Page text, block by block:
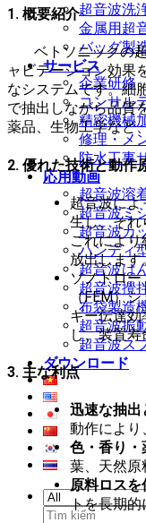
超音波洗
金属用超
バッグ製
サービス
企業研修
コンサル
精密機械
修理・メ
防水工事
応用動画
超音波溶
超音波ミ
超音波カ
ハンディ
超音波は
超音波攪
布袋製造
超音波振
超音波ス
ダウンロード
検
1. 概要紹介
ベトソニックの
ャビテーション効果
なシステムです。細
で抽出しながら品質
薬品、生物工学など
2. 優れた技術と動作
超音波に
生し、それ
これによ
放出します
ソノトロ
（FEM）
ギー伝達
し、装置寿
3. 主な利点
迅速な抽出
動作により
色・香り・
葉、天然原
原料ロスを
トを長期的